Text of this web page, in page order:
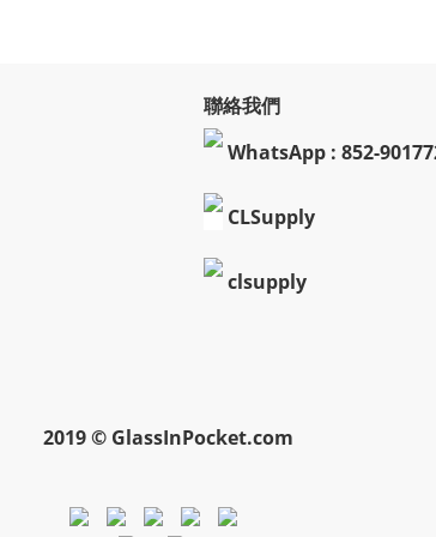
聯絡我們
WhatsApp : 852-
CLSupply
clsupply
2019 © GlassInPocket.com